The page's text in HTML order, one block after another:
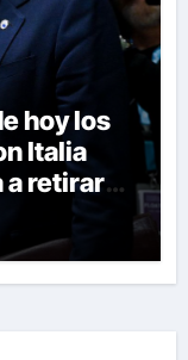
hoy los
Italia
a retirar